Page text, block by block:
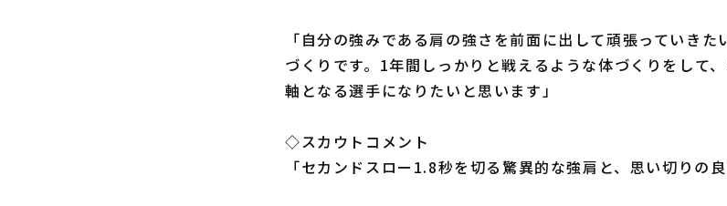
「自分の強みである肩の強さを前面に出して頑張っていき
づくりです。1年間しっかりと戦えるような体づくりをして
軸となる選手になりたいと思います」
◇スカウトコメント
「セカンドスロー1.8秒を切る驚異的な強肩と、思い切りの